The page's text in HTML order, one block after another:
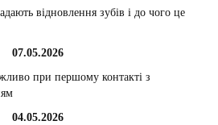
відновлення зубів і до чого це
07.05.2026
при першому контакті з
04.05.2026